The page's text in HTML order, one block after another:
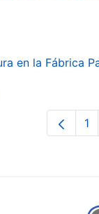
en la Fábrica
1